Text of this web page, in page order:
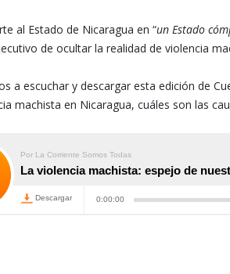
al Estado de Nicaragua en “un Estado
de ocultar la realidad de violencia
a escuchar y descargar esta edición de
machista en Nicaragua, cuáles son las